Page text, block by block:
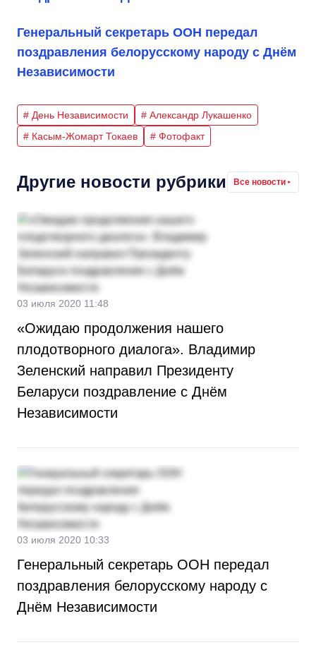
Генеральный секретарь ООН передал
поздравления белорусскому народу с Днём
Независимости
# День Независимости
# Александр Лукашенко
# Касым-Жомарт Токаев
# Фотофакт
Другие новости рубрики Все новости
03 июля 2020 11:48
«Ожидаю продолжения нашего
плодотворного диалога». Владимир
Зеленский направил Президенту
Беларуси поздравление с Днём
Независимости
03 июля 2020 10:33
Генеральный секретарь ООН передал
поздравления белорусскому народу с
Днём Независимости